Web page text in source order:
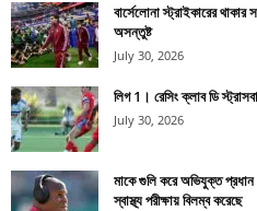
বার্সেলোনা স্ট্রাইকারের
অসন্তুষ্ট
July 30, 2026
লিগ 1। রেসিং ক্লাব ডি
July 30, 2026
মাকে গুলি করে অভিযুক্ত
স্বাস্থ্য পরীক্ষায় বিলম্ব করেছে